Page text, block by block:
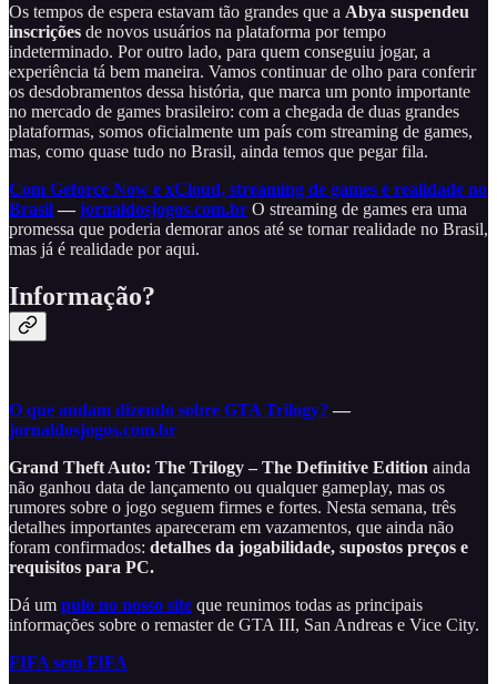
Os tempos de espera estavam tão grandes que a Abya suspendeu
inscrições de novos usuários na plataforma por tempo
indeterminado. Por outro lado, para quem conseguiu jogar, a
experiência tá bem maneira. Vamos continuar de olho para conferir
os desdobramentos dessa história, que marca um ponto importante
no mercado de games brasileiro: com a chegada de duas grandes
plataformas, somos oficialmente um país com streaming de games,
mas, como quase tudo no Brasil, ainda temos que pegar fila.
Com Geforce Now e xCloud, streaming de games é realidade no
Brasil—jornaldosjogos.com.br O streaming de games era uma
promessa que poderia demorar anos até se tornar realidade no Brasil,
mas já é realidade por aqui.
Informação?
O que andam dizendo sobre GTA Trilogy? —
jornaldosjogos.com.br
Grand Theft Auto: The Trilogy – The Definitive Edition ainda
não ganhou data de lançamento ou qualquer gameplay, mas os
rumores sobre o jogo seguem firmes e fortes. Nesta semana, três
detalhes importantes apareceram em vazamentos, que ainda não
foram confirmados: detalhes da jogabilidade, supostos preços e
requisitos para PC.
Dá um pulo no nosso site que reunimos todas as principais
informações sobre o remaster de GTA III, San Andreas e Vice City.
FIFA sem FIFA